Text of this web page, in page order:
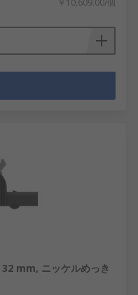
￥10,609.00/個
mm, ニッケルめっき